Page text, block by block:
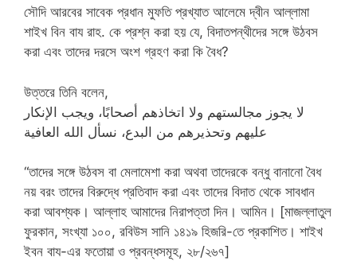
সৌদি আরবের সাবেক প্রধান মুফতি প্রখ্যাত আলেমে দ্বীন আল্লামা
শাইখ বিন বায রাহ. কে প্রশ্ন করা হয় যে, বিদাতপন্থীদের সঙ্গে উঠবস
করা এবং তাদের দরসে অংশ গ্রহণ করা কি বৈধ?
উত্তরে তিনি বলেন,
لا يجوز مجالستهم ولا اتخاذهم أصحابًا، ويجب الإنكار
عليهم وتحذيرهم من البدع، نسأل الله العافية
“তাদের সঙ্গে উঠবস বা মেলামেশা করা অথবা তাদেরকে বন্ধু বানানো বৈধ
নয় বরং তাদের বিরুদ্ধে প্রতিবাদ করা এবং তাদের বিদাত থেকে সাবধান
করা আবশ্যক। আল্লাহ আমাদের নিরাপত্তা দিন। আমিন। [মাজল্লাতুল
ফুরকান, সংখ্যা ১০০, রবিউস সানি ১৪১৯ হিজরি-তে প্রকাশিত। শাইখ
ইবন বায-এর ফতোয়া ও প্রবন্ধসমূহ, ২৮/২৬৭]